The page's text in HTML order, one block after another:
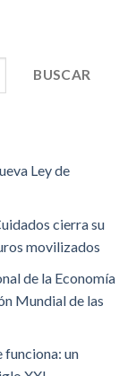
BUSCAR
Ley de
cierra su
movilizados
de la Economía
Mundial de las
funciona: un